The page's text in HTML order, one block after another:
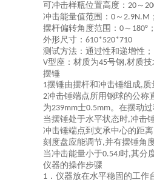
可冲击样瓶位置高度： 20 ～
冲击能量值范围： 0 ～ 2.9N.M
摆杆偏转角度范围： 0 ～ 180°
外形尺寸： 610*520*710
测试方法：通过性和递增性；
V型座： 材质为45号钢 ,材质
摆锤
1摆锤由摆杆和冲击锤组成,质
2冲击锤端点所用钢球的公称
为239mm士0.5mm。在摆动
当摆锤处于水平状态时,冲击
冲击锤端点到支承中心的距离
刻度盘应能调节,并有摆锤角
当冲击能量小于0.54J时,其分
仪器的操作步骤
1 ． 仪器放在水平稳固的工作